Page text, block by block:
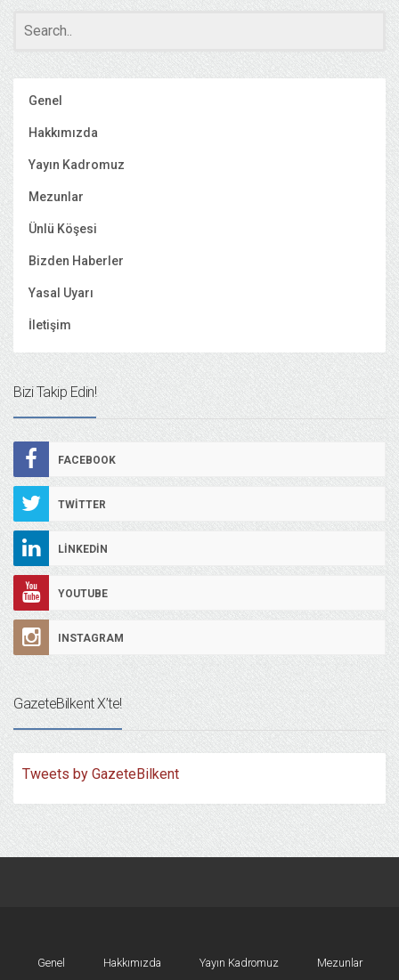
Genel
Hakkımızda
Yayın Kadromuz
Mezunlar
Ünlü Köşesi
Bizden Haberler
Yasal Uyarı
İletişim
Bizi Takip Edin!
FACEBOOK
TWITTER
LINKEDIN
YOUTUBE
INSTAGRAM
GazeteBilkent X’te!
Tweets by GazeteBilkent
Genel Hakkımızda Yayın Kadromuz Mezunlar